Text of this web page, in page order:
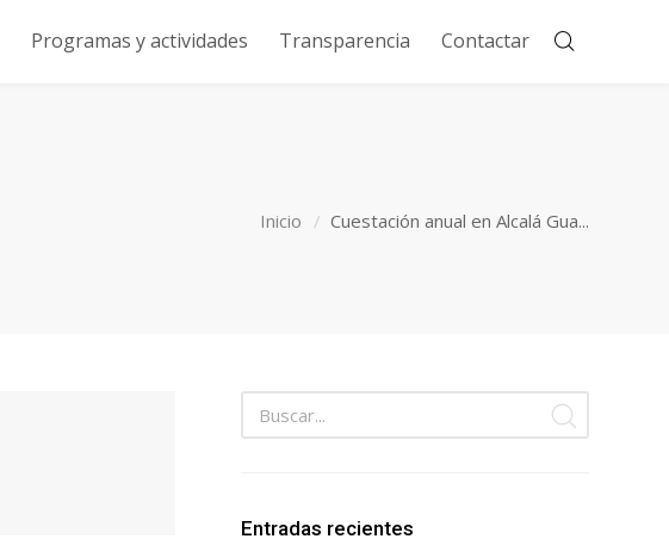
Programas y actividades Transparencia Contactar
Inicio Cuestación anual en Alcalá Gua...
Entradas recientes